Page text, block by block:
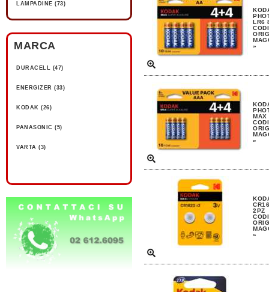
LAMPADINE (73)
MARCA
DURACELL (47)
ENERGIZER (33)
KODAK (26)
PANASONIC (5)
VARTA (3)
LR6
»
MAX
»
2PZ
»